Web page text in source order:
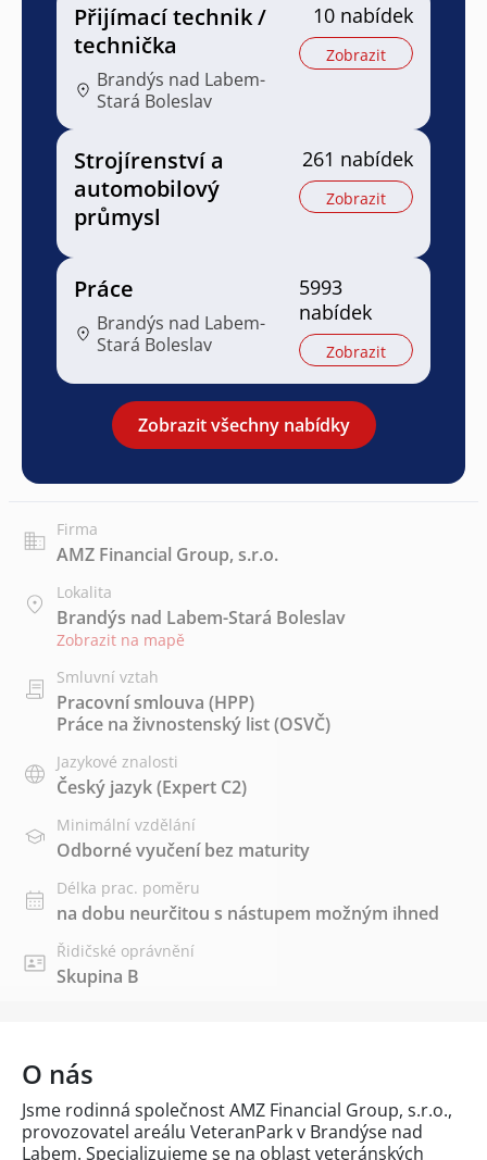
Přijímací technik /
technička
Brandýs nad Labem-
Stará Boleslav
10 nabídek
Zobrazit
Strojírenství a
automobilový
průmysl
261 nabídek
Zobrazit
Práce
Brandýs nad Labem-
Stará Boleslav
5993
nabídek
Zobrazit
Zobrazit všechny nabídky
Firma
AMZ Financial Group, s.r.o.
Lokalita
Brandýs nad Labem-Stará Boleslav
Zobrazit na mapě
Smluvní vztah
Pracovní smlouva (HPP)
Práce na živnostenský list (OSVČ)
Jazykové znalosti
Český jazyk(Expert C2)
Minimální vzdělání
Odborné vyučení bez maturity
Délka prac. poměru
na dobu neurčitou s nástupem možným ihned
Řidičské oprávnění
Skupina B
O nás
Jsme rodinná společnost AMZ Financial Group, s.r.o.,
provozovatel areálu VeteranPark v Brandýse nad
Labem. Specializujeme se na oblast veteránských